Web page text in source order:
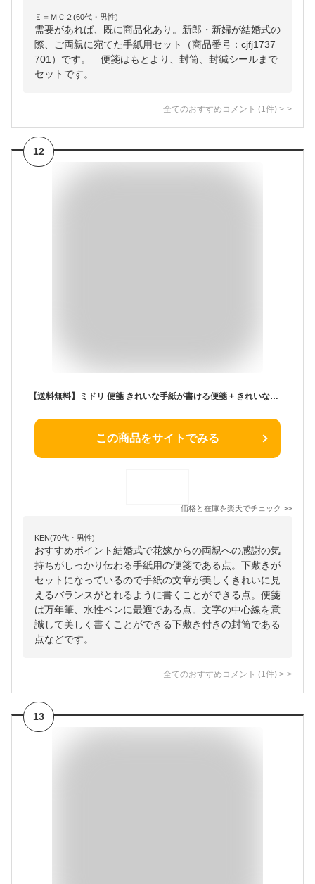
Ｅ＝ＭＣ２(60代・男性)
需要があれば、既に商品化あり。新郎・新婦が結婚式の
際、ご両親に宛てた手紙用セット（商品番号：cjfj1737
701）です。 便箋はもとより、封筒、封緘シールまで
セットです。
全てのおすすめコメント (1 件) >
12
【送料無料】ミドリ 便箋 きれいな手紙が書ける便箋 + きれいな宛名が書ける封筒 縦 お礼状用 セット 便箋 手紙 ペン字 - メール便発送
この商品をサイトでみる
価格と在庫を楽天でチェック >>
KEN(70代・男性)
おすすめポイント結婚式で花嫁からの両親への感謝の気
持ちがしっかり伝わる手紙用の便箋である点。下敷きが
セットになっているので手紙の文章が美しくきれいに見
えるバランスがとれるように書くことができる点。便箋
は万年筆、水性ペンに最適である点。文字の中心線を意
識して美しく書くことができる下敷き付きの封筒である
点などです。
全てのおすすめコメント (1 件) >
13